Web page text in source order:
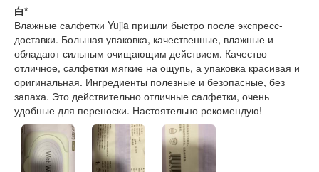
白*
Влажные салфетки Yujia пришли быстро после экспресс-
доставки. Большая упаковка, качественные, влажные и
обладают сильным очищающим действием. Качество
отличное, салфетки мягкие на ощупь, а упаковка красивая и
оригинальная. Ингредиенты полезные и безопасные, без
запаха. Это действительно отличные салфетки, очень
удобные для переноски. Настоятельно рекомендую!